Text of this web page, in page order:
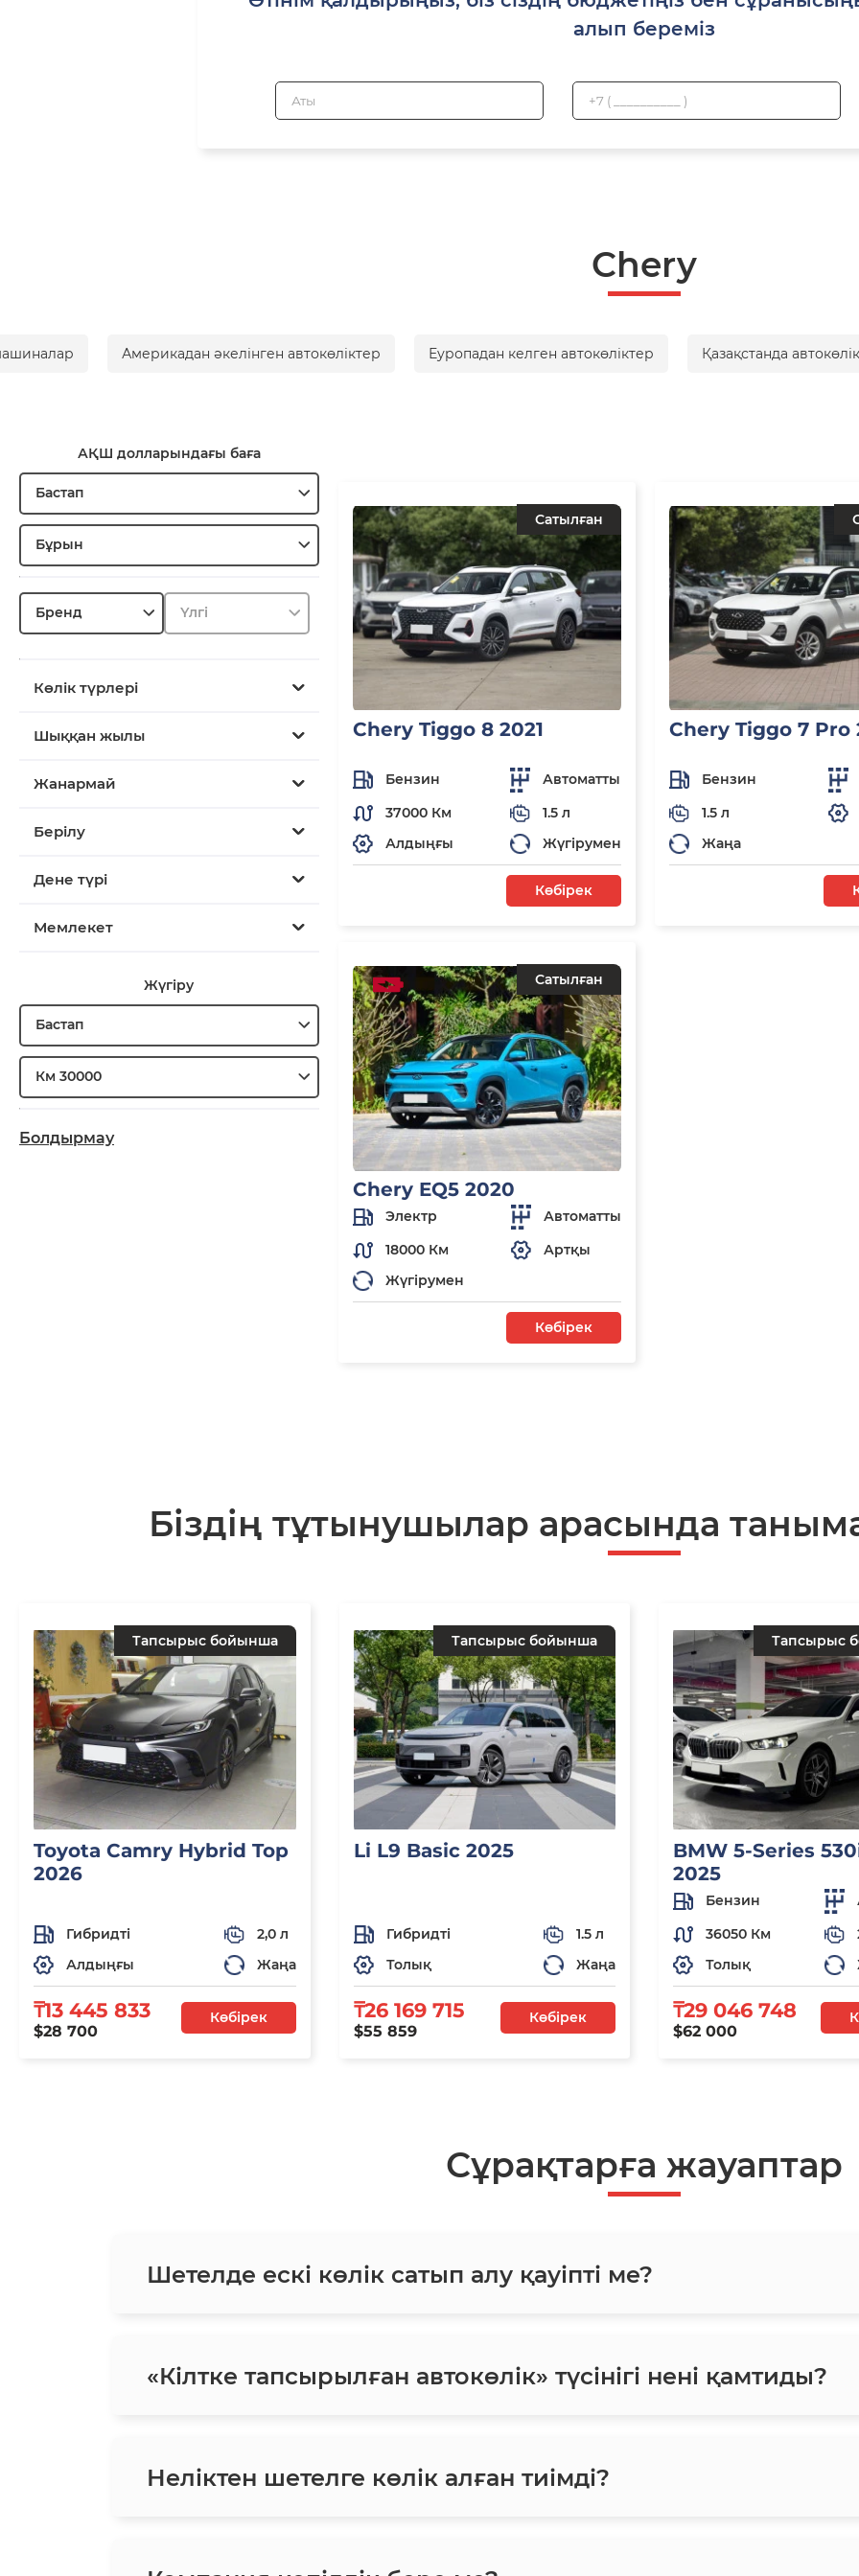
алып береміз
Chery
Америкадан әкелінген автокөліктер Еуропадан келген автокөліктер Қазақстанда автокөлік
АҚШ долларындағы баға
Бастап
Бұрын
Бренд Үлгі
Көлік түрлері
Шыққан жылы
Жанармай
Берілу
Дене түрі
Мемлекет
Жүгіру
Бастап
Км 30000
Болдырмау
Сатылған
Chery Tiggo 8 2021
Бензин
Автоматты
37000 Км
1.5 л
Алдыңғы
Жүгірумен
Көбірек
Chery Tiggo 7 Pro
Бензин
1.5 л
Жаңа
Сатылған
Chery EQ5 2020
Электр
Автоматты
18000 Км
Артқы
Жүгірумен
Көбірек
Біздің тұтынушылар арасында
Тапсырыс бойынша
Toyota Camry Hybrid Top
2026
Гибридті
2,0 л
Алдыңғы
Жаңа
₸13 445 833
$28 700
Көбірек
Тапсырыс бойынша
Li L9 Basic 2025
Гибридті
1.5 л
Толық
Жаңа
₸26 169 715
$55 859
Көбірек
Тапсырыс
BMW 5-Series
2025
Бензин
36050 Км
Толық
₸29 046 748
$62 000
Сұрақтарға жауаптар
Шетелде ескі көлік сатып алу қауіпті ме?
«Кілтке тапсырылған автокөлік» түсінігі нені қамтиды?
Неліктен шетелге көлік алған тиімді?